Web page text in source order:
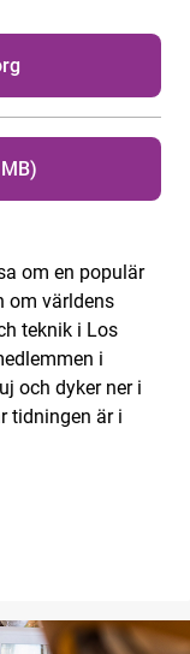
om en populär
om världens
teknik i Los
i
och dyker ner i
tidningen är i
1 2025. Tidning i